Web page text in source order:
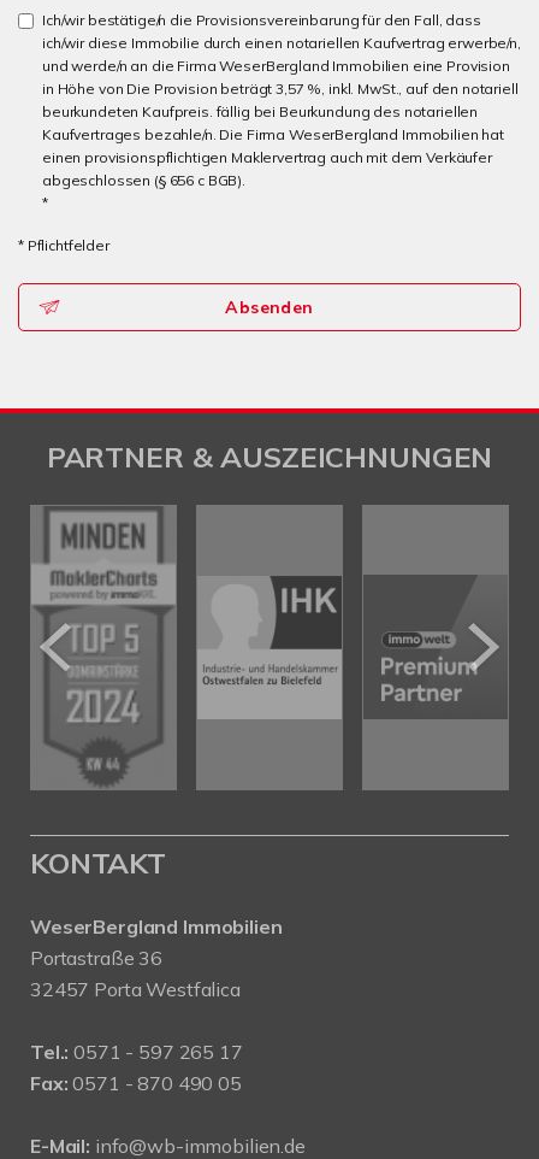
Ich/wir bestätige/n die Provisionsvereinbarung für den Fall, dass
ich/wir diese Immobilie durch einen notariellen Kaufvertrag erwerbe/n,
und werde/n an die Firma WeserBergland Immobilien eine Provision
in Höhe von Die Provision beträgt 3,57 %, inkl. MwSt., auf den notariell
beurkundeten Kaufpreis. fällig bei Beurkundung des notariellen
Kaufvertrages bezahle/n. Die Firma WeserBergland Immobilien hat
einen provisionspflichtigen Maklervertrag auch mit dem Verkäufer
abgeschlossen (§ 656 c BGB).
*
* Pflichtfelder
Absenden
PARTNER & AUSZEICHNUNGEN
KONTAKT
WeserBergland Immobilien
Portastraße 36
32457 Porta Westfalica
Tel.: 0571 - 597 265 17
Fax: 0571 - 870 490 05
E-Mail: info@wb-immobilien.de